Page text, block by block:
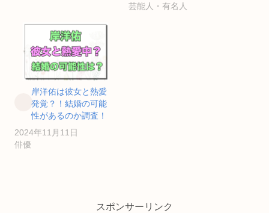
芸能人・有名人
岸洋佑は彼女と熱愛
発覚？！結婚の可能
性があるのか調査！
2024年11月11日
俳優
スポンサーリンク